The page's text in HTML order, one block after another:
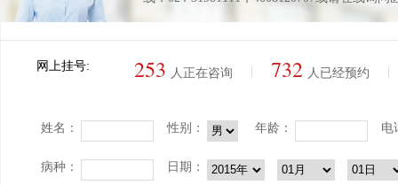
网上挂号: 253 人正在咨询 732 人已经预约
姓名： 性别： 年龄： 电
病种： 日期：